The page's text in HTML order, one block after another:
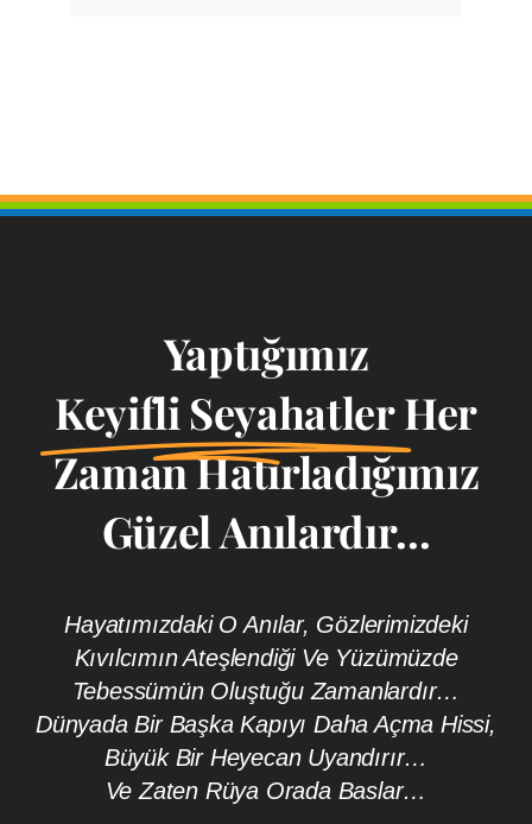
Yaptığımız
Keyifli SeyahatlerHer
Zaman Hatırladığımız
Güzel Anılardır...
Hayatımızdaki O Anılar, Gözlerimizdeki
Kıvılcımın Ateşlendiği Ve Yüzümüzde
Tebessümün Oluştuğu Zamanlardır…
Dünyada Bir Başka Kapıyı Daha Açma Hissi,
Büyük Bir Heyecan Uyandırır…
Ve Zaten Rüya Orada Baslar…